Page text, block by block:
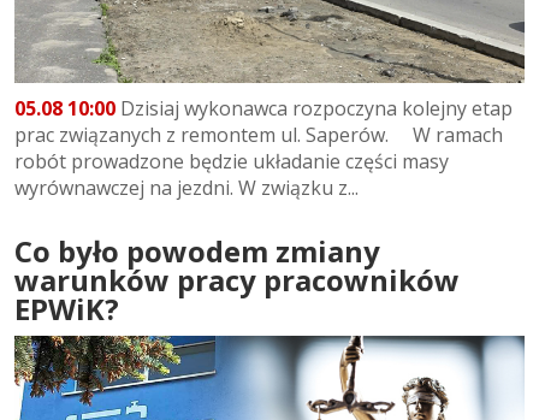
05.08 10:00 Dzisiaj wykonawca rozpoczyna kolejny etap
prac związanych z remontem ul. Saperów. W ramach
robót prowadzone będzie układanie części masy
wyrównawczej na jezdni. W związku z...
Co było powodem zmiany
warunków pracy pracowników
EPWiK?